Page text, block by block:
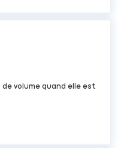
volume quand elle est